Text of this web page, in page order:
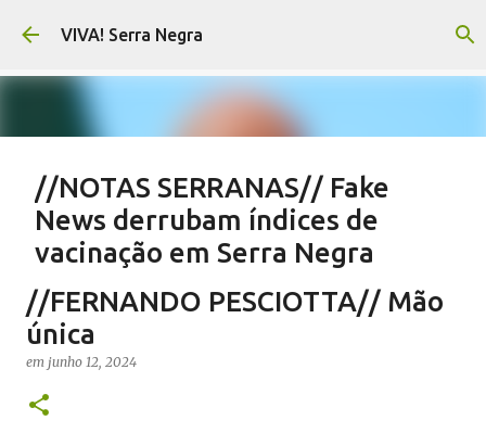
Pular para o conteúdo principal
VIVA! Serra Negra
//NOTAS SERRANAS// Fake
News derrubam índices de
vacinação em Serra Negra
VACINAÇÃO SERRA NEGRA
//FERNANDO PESCIOTTA// Mão
única
em junho 12, 2024